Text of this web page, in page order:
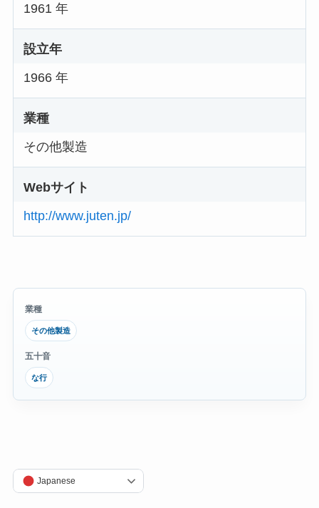
1961 年
設立年
1966 年
業種
その他製造
Webサイト
http://www.juten.jp/
業種
その他製造
五十音
な行
Japanese